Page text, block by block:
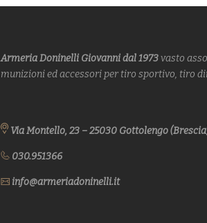
Armeria Doninelli Giovanni dal 1973 vasto
munizioni ed accessori per tiro sportivo, tiro
Via Montello, 23 – 25030 Gottolengo
030.951366
info@armeriadoninelli.it